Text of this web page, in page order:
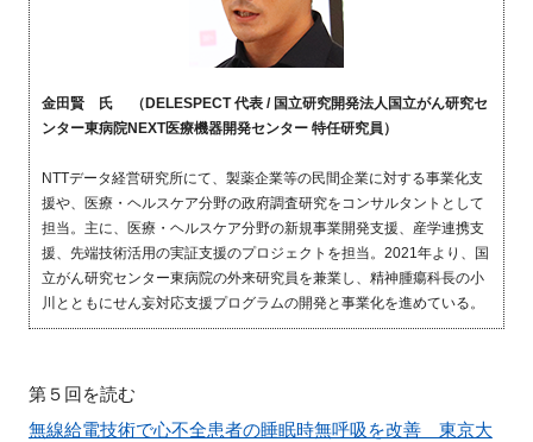
金田賢 氏 （DELESPECT 代表 / 国立研究開発法人国立がん研究セ
ンター東病院NEXT医療機器開発センター 特任研究員）
NTTデータ経営研究所にて、製薬企業等の民間企業に対する事業化支
援や、医療・ヘルスケア分野の政府調査研究をコンサルタントとして
担当。主に、医療・ヘルスケア分野の新規事業開発支援、産学連携支
援、先端技術活用の実証支援のプロジェクトを担当。2021年より、国
立がん研究センター東病院の外来研究員を兼業し、精神腫瘍科長の小
川とともにせん妄対応支援プログラムの開発と事業化を進めている。
第５回を読む
無線給電技術で心不全患者の睡眠時無呼吸を改善 東京大